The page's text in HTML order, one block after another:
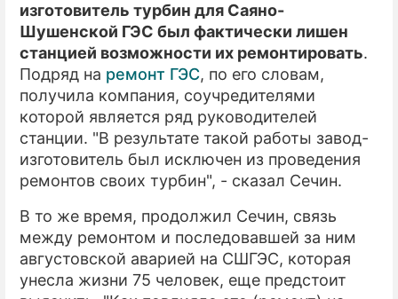
изготовитель турбин для Саяно-
Шушенской ГЭС был фактически лишен
станцией возможности их ремонтировать.
Подряд на ремонт ГЭС, по его словам,
получила компания, соучредителями
которой является ряд руководителей
станции. "В результате такой работы завод-
изготовитель был исключен из проведения
ремонтов своих турбин", - сказал Сечин.
В то же время, продолжил Сечин, связь
между ремонтом и последовавшей за ним
августовской аварией на СШГЭС, которая
унесла жизни 75 человек, еще предстоит